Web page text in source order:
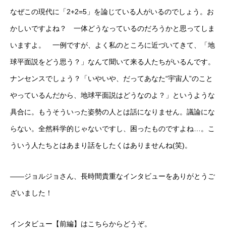
なぜこの現代に「2+2=5」を論じている人がいるのでしょう。お
かしいですよね？ 一体どうなっているのだろうかと思ってしま
いますよ。 一例ですが、よく私のところに近づいてきて、「地
球平面説をどう思う？」なんて聞いて来る人たちがいるんです。
ナンセンスでしょう？「いやいや、だってあなた“宇宙人”のこと
やっているんだから、地球平面説はどうなのよ？」というような
具合に。もうそういった姿勢の人とは話になりません。議論にな
らない。全然科学的じゃないですし、困ったものですよね…。こ
ういう人たちとはあまり話をしたくはありませんね(笑)。
――ジョルジョさん、長時間貴重なインタビューをありがとうご
ざいました！
インタビュー【前編】はこちらからどうぞ。